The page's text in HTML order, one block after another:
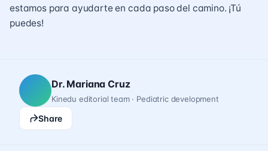
estamos para ayudarte en cada paso del camino. ¡Tú
puedes!
Dr. Mariana Cruz
Kinedu editorial team · Pediatric development
Share